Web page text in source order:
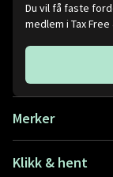
Du vil få faste
medlem i Tax Free
Merker
Klikk & hent